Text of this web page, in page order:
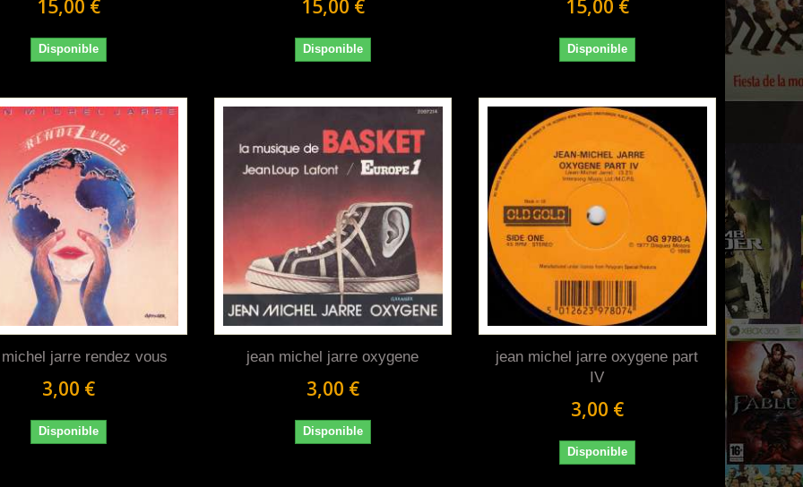
15,00 €
Disponible
15,00 €
Disponible
15,00 €
Disponible
jarre rendez vous
3,00 €
Disponible
jean michel jarre oxygene
3,00 €
Disponible
jean michel jarre oxygene part
IV
3,00 €
Disponible